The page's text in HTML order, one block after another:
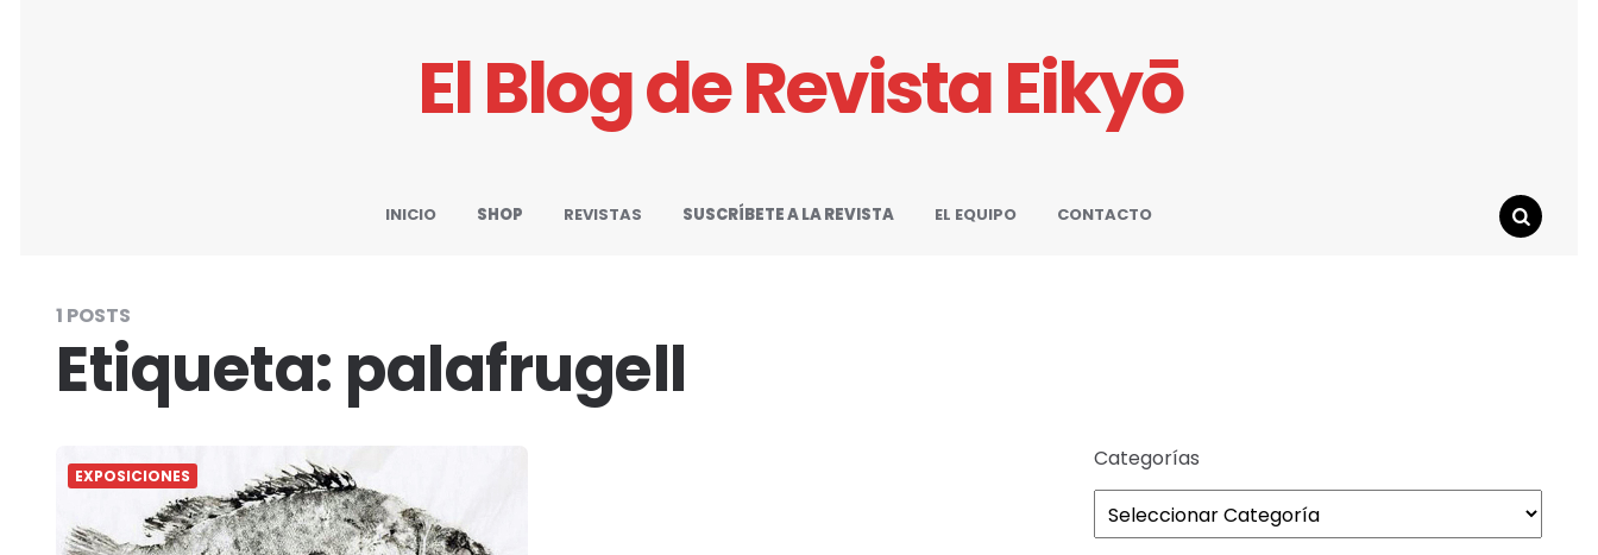
El Blog de Revista Eikyō
INICIO SHOP REVISTAS SUSCRÍBETE A LA REVISTA EL EQUIPO
CONTACTO
1 POSTS
Etiqueta: palafrugell
EXPOSICIONES
Categorías